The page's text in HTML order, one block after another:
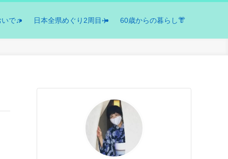
いで♫ 日本全県めぐり2周目✈️ 60歳からの暮らし👘